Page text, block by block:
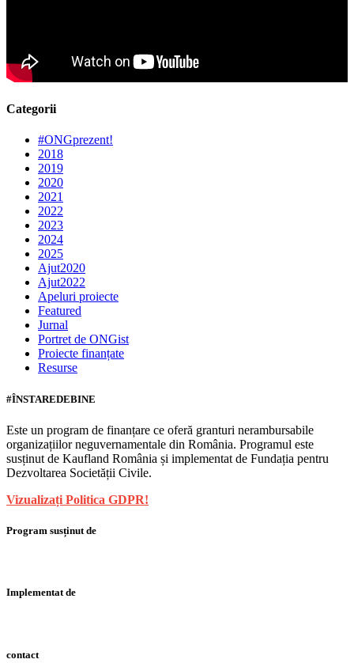
Categorii
#ONGprezent!
2018
2019
2020
2021
2022
2023
2024
2025
Ajut2020
Ajut2022
Apeluri proiecte
Featured
Jurnal
Portret de ONGist
Proiecte finanțate
Resurse
#ÎNSTAREDEBINE
Este un program de finanțare ce oferă granturi nerambursabile
organizațiilor neguvernamentale din România. Programul este
susținut de Kaufland România și implementat de Fundația pentru
Dezvoltarea Societății Civile.
Vizualizați Politica GDPR!
Program susținut de
Implementat de
contact